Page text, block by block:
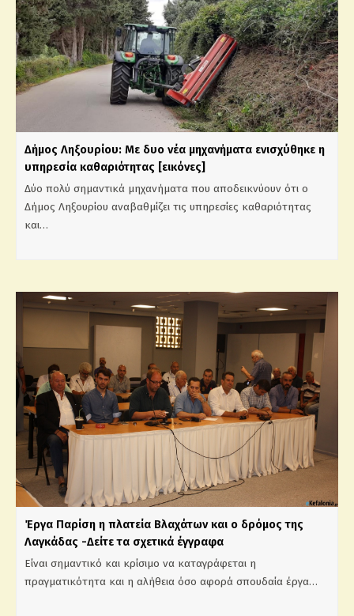
Δήμος Ληξουρίου: Με δυο νέα μηχανήματα ενισχύθηκε η
υπηρεσία καθαριότητας [εικόνες]
Δύο πολύ σημαντικά μηχανήματα που αποδεικνύουν ότι ο
Δήμος Ληξουρίου αναβαθμίζει τις υπηρεσίες καθαριότητας
και…
Έργα Παρίση η πλατεία Βλαχάτων και ο δρόμος της
Λαγκάδας -Δείτε τα σχετικά έγγραφα
Είναι σημαντικό και κρίσιμο να καταγράφεται η
πραγματικότητα και η αλήθεια όσο αφορά σπουδαία έργα…